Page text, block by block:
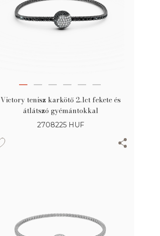
Victory tenisz karkötő 2.1ct fekete és
átlátszó gyémántokkal
2708225 HUF